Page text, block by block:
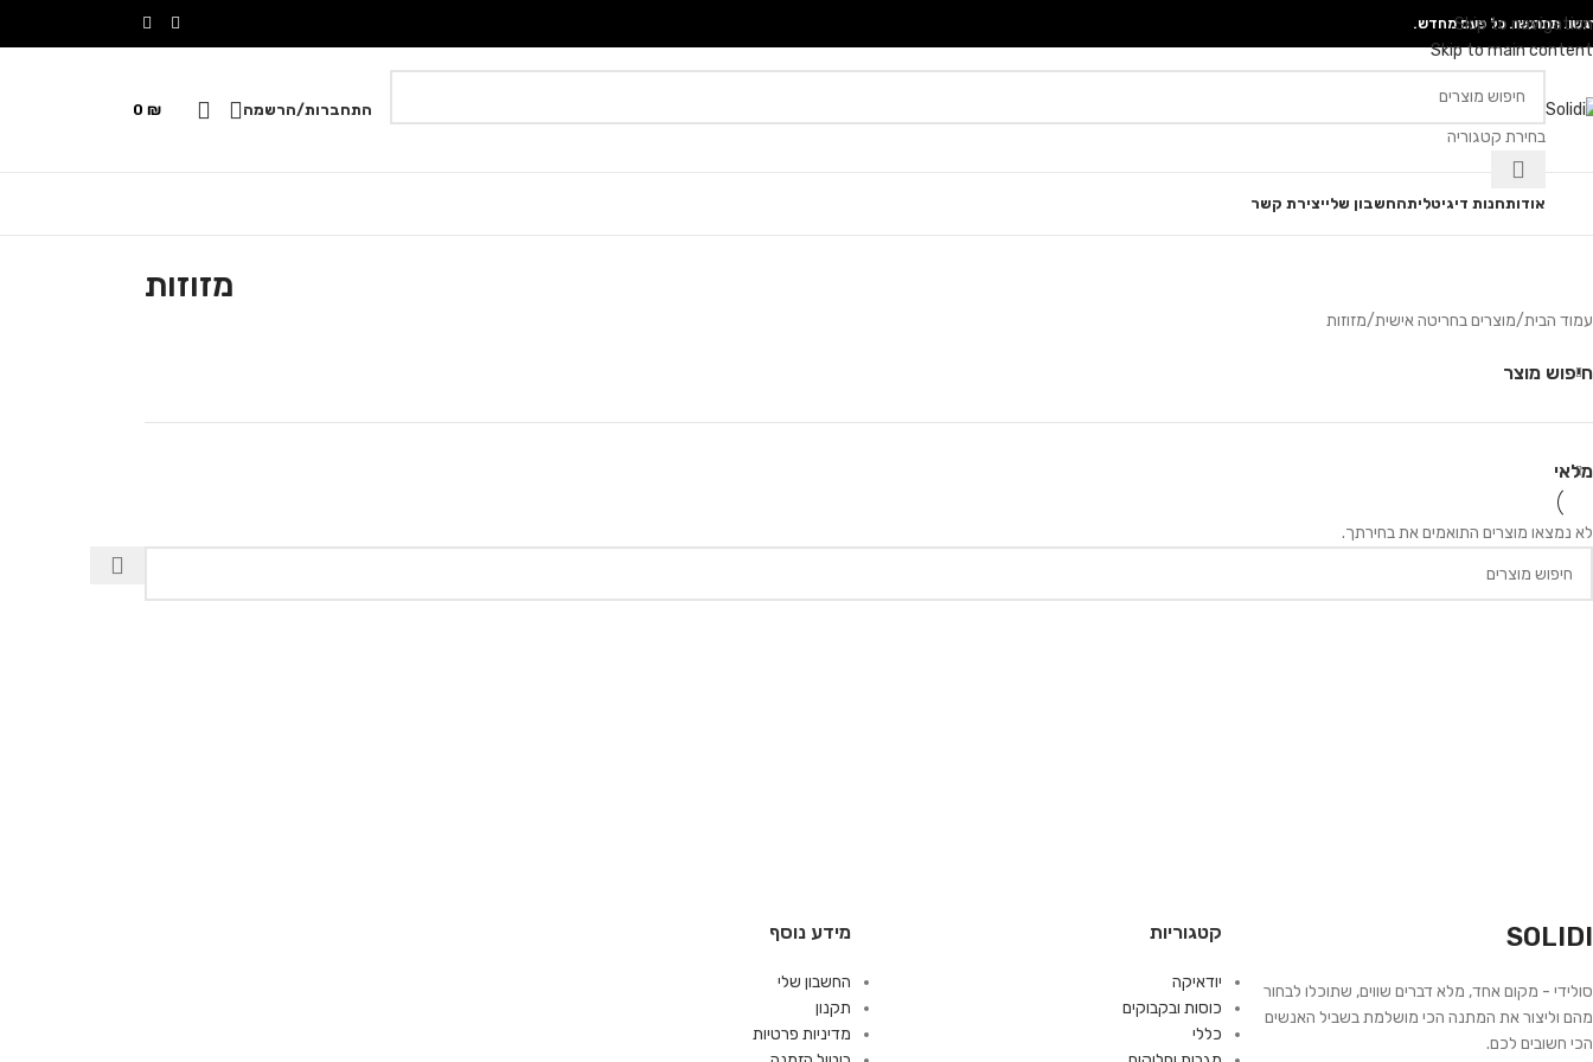
Skip to navigation
Skip to main content
תתרגשו. כל פעם מחדש.
בחירת קטגוריה
התחברות/הרשמה 0 ₪
אודותחנות דיגיטליתהחשבון שלייצירת קשר
מזוזות
עמוד הבית מוצרים בחריטה אישית מזוזות
חיפוש מוצר
מלאי
לא נמצאו מוצרים התואמים את בחירתך.
SOLIDI
סולידי - מקום אחד, מלא דברים שווים, שתוכלו לבחור
מהם וליצור את המתנה הכי מושלמת בשביל האנשים
הכי חשובים לכם.
קטגוריות
יודאיקה
כוסות ובקבוקים
כללי
מידע נוסף
החשבון שלי
תקנון
מדיניות פרטיות